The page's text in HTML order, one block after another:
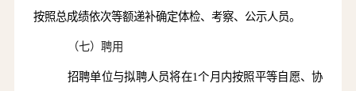
按照总成绩依次等额递补确定体检、考察、公示人员。
（七）聘用
招聘单位与拟聘人员将在1个月内按照平等自愿、协